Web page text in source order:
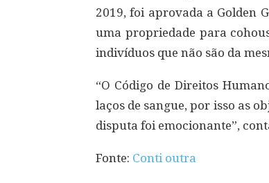
2019, foi aprovada a Golden
uma propriedade para
indivíduos que não são da
“O Código de Direitos
laços de sangue, por isso as
disputa foi emocionante”,
Fonte: Conti outra